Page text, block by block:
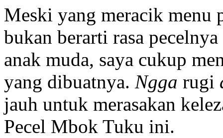
Meski yang meracik menu
bukan berarti rasa pecelnya
anak muda, saya cukup
yang dibuatnya. Ngga rugi
jauh untuk merasakan
Pecel Mbok Tuku ini.